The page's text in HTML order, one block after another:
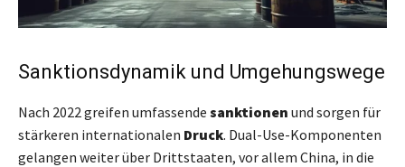
Sanktionsdynamik und Umgehungswege
Nach 2022 greifen umfassende sanktionen und sorgen für
stärkeren internationalen Druck. Dual-Use-Komponenten
gelangen weiter über Drittstaaten, vor allem China, in die